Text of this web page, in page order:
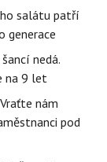
salátu patří
generace
nedá.
na 9 let
nám
pod